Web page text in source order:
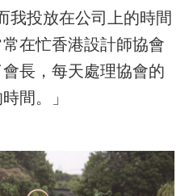
我投放在公司上的時間
在忙香港設計師協會
長，每天處理協會的
間。」